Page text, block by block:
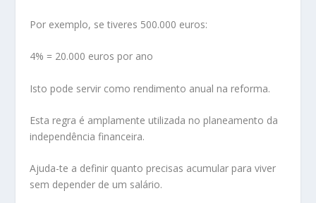
Por exemplo, se tiveres 500.000 euros:
4% = 20.000 euros por ano
Isto pode servir como rendimento anual na reforma.
Esta regra é amplamente utilizada no planeamento da
independência financeira.
Ajuda-te a definir quanto precisas acumular para viver
sem depender de um salário.